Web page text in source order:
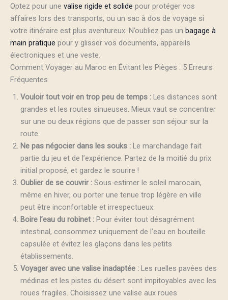
Optez pour une valise rigide et solide pour protéger vos
affaires lors des transports, ou un sac à dos de voyage si
votre itinéraire est plus aventureux. N’oubliez pas un bagage à
main pratique pour y glisser vos documents, appareils
électroniques et une veste.
Comment Voyager au Maroc en Évitant les Pièges : 5 Erreurs
Fréquentes
Vouloir tout voir en trop peu de temps : Les distances sont
grandes et les routes sinueuses. Mieux vaut se concentrer
sur une ou deux régions que de passer son séjour sur la
route.
Ne pas négocier dans les souks : Le marchandage fait
partie du jeu et de l’expérience. Partez de la moitié du prix
initial proposé, et gardez le sourire !
Oublier de se couvrir : Sous-estimer le soleil marocain,
même en hiver, ou porter une tenue trop légère en ville
peut être inconfortable et irrespectueux.
Boire l’eau du robinet : Pour éviter tout désagrément
intestinal, consommez uniquement de l’eau en bouteille
capsulée et évitez les glaçons dans les petits
établissements.
Voyager avec une valise inadaptée : Les ruelles pavées des
médinas et les pistes du désert sont impitoyables avec les
roues fragiles. Choisissez une valise aux roues